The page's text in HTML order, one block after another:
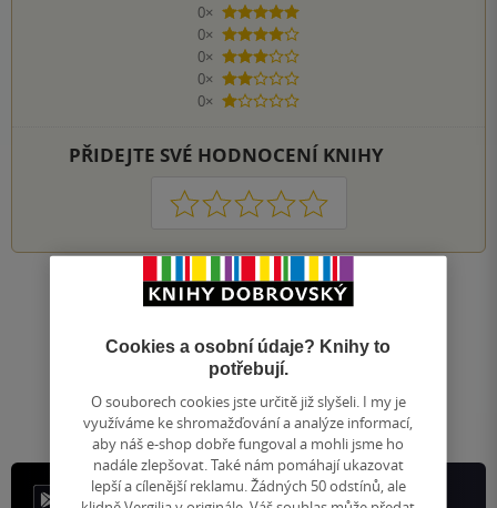
0×
5 hvězdiček
0×
4 hvězdičky
0×
3 hvězdičky
0×
2 hvězdičky
0×
1 hvezdička
PŘIDEJTE SVÉ HODNOCENÍ KNIHY
1 2 3 4 5
Nahoru
1
Přejít
stránku
/ 1
Cookies a osobní údaje? Knihy to
potřebují.
O souborech cookies jste určitě již slyšeli. I my je
využíváme ke shromažďování a analýze informací,
aby náš e-shop dobře fungoval a mohli jsme ho
nadále zlepšovat. Také nám pomáhají ukazovat
lepší a cílenější reklamu. Žádných 50 odstínů, ale